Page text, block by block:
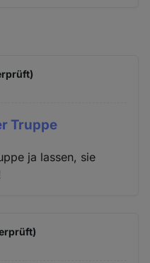
Truppe
ja lassen, sie